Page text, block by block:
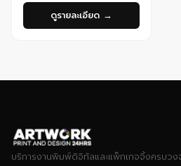
ดูรายละเอียด →
บริการงานพิมพ์ดิจิทัลและแพ็กเกจจิ้งครบว